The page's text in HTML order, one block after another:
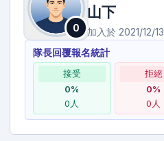
0
山下
加入於 2021/12/13
隊長回覆報名統計
接受
0%
0 人
拒絕
0%
0 人